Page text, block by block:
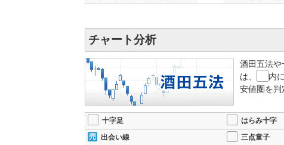
チャート分析
酒田五法や
は、
内に
安値圏を判
十字足 はらみ十字
出会い線
三点童子